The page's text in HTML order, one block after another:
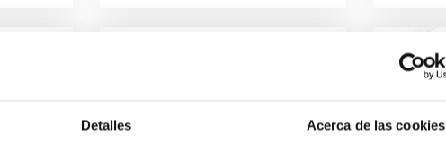
Detalles Acerca de las cookies